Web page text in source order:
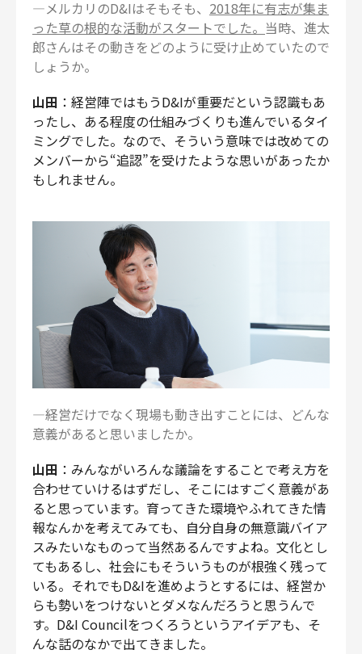
―メルカリのD&Iはそもそも、 2018年に有志が集ま
った草の根的な活動がスタートでした。 当時、進太
郎さんはその動きをどのように受け止めていたので
しょうか。
山田 ：経営陣ではもうD&Iが重要だという認識もあ
ったし、ある程度の仕組みづくりも進んでいるタイ
ミングでした。なので、そういう意味では改めての
メンバーから“追認”を受けたような思いがあったか
もしれません。
―経営だけでなく現場も動き出すことには、どんな
意義があると思いましたか。
山田 ：みんながいろんな議論をすることで考え方を
合わせていけるはずだし、そこにはすごく意義があ
ると思っています。育ってきた環境やふれてきた情
報なんかを考えてみても、自分自身の無意識バイア
スみたいなものって当然あるんですよね。文化とし
てもあるし、社会にもそういうものが根強く残って
いる。それでもD&Iを進めようとするには、経営か
らも勢いをつけないとダメなんだろうと思うんで
す。D&I Councilをつくろうというアイデアも、そ
んな話のなかで出てきました。